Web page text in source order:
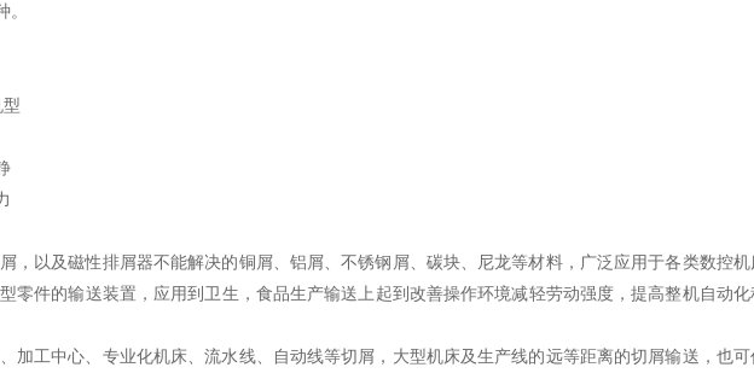
，以及磁性排屑器不能解决的铜屑、铝屑、不锈钢屑、碳块、尼龙等材料，广泛应用于各类数控机
零件的输送装置，应用到卫生，食品生产输送上起到改善操作环境减轻劳动强度，提高整机自动化
加工中心、专业化机床、流水线、自动线等切屑，大型机床及生产线的远等距离的切屑输送，也可